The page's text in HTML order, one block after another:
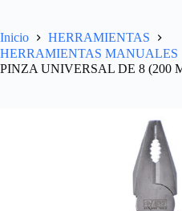
Inicio
HERRAMIENTAS
HERRAMIENTAS MANUALES
PINZA UNIVERSAL DE 8 (200